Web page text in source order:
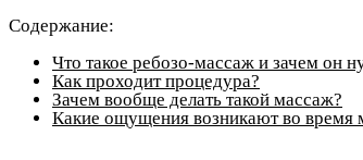
Содержание:
Что такое ребозо-массаж и зачем он
Как проходит процедура?
Зачем вообще делать такой массаж?
Какие ощущения возникают во время